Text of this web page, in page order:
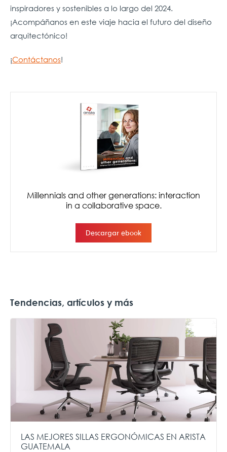
inspiradores y sostenibles a lo largo del 2024.
¡Acompáñanos en este viaje hacia el futuro del diseño
arquitectónico!
¡Contáctanos!
Tendencias, artículos y más
LAS MEJORES SILLAS ERGONÓMICAS EN ARISTA
GUATEMALA